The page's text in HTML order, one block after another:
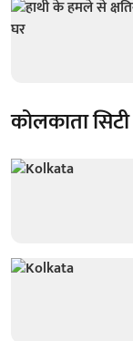
कोलकाता सिटी